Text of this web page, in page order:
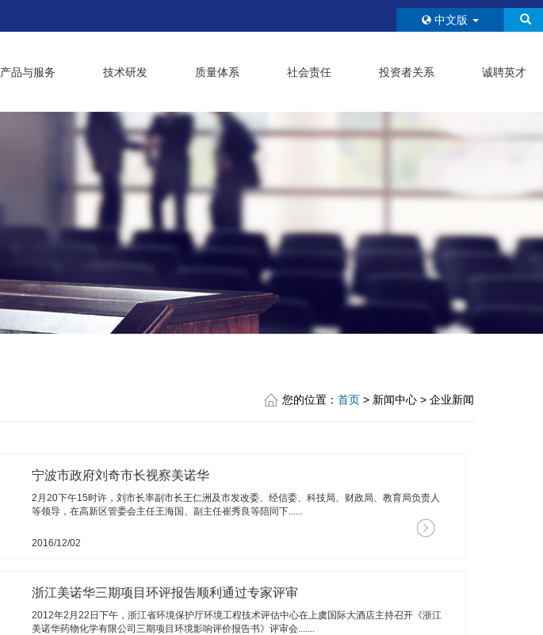
中文版
产品与服务 技术研发 质量体系 社会责任 投资者关系 诚聘英才
您的位置： 首页 > 新闻中心 > 企业新闻
宁波市政府刘奇市长视察美诺华
2月20下午15时许，刘市长率副市长王仁洲及市发改委、经信委、科技局、财政局、教育局负责人
等领导，在高新区管委会主任王海国、副主任崔秀良等陪同下......
2016/12/02
浙江美诺华三期项目环评报告顺利通过专家评审
2012年2月22日下午，浙江省环境保护厅环境工程技术评估中心在上虞国际大酒店主持召开《浙江
美诺华药物化学有限公司三期项目环境影响评价报告书》评审会.......